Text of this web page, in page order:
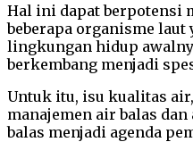
Hal ini dapat berpotensi
beberapa organisme laut
lingkungan hidup
berkembang menjadi
Untuk itu, isu kualitas
manajemen air balas
balas menjadi agenda